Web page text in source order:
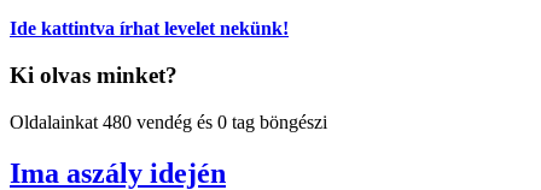
Ide kattintva írhat levelet nekünk!
Ki olvas minket?
Oldalainkat 480 vendég és 0 tag böngészi
Ima aszály idején